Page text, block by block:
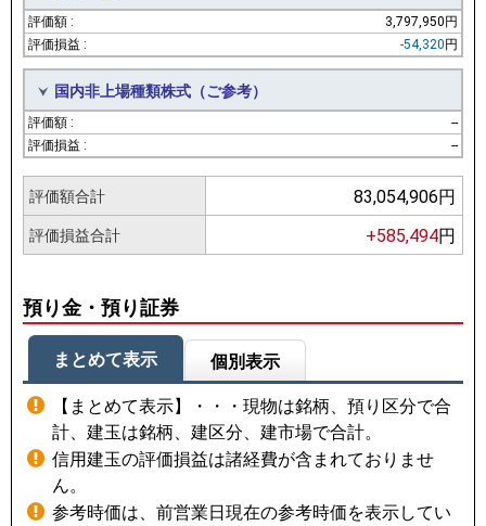
3,797,950円
-54,320円
国内非上場種類株式（ご参考）
--
--
評価額合計 83,054,906円
評価損益合計 +585,494円
預り金・預り証券
まとめて表示 個別表示
【まとめて表示】・・・現物は銘柄、預り区分で合
計、建玉は銘柄、建区分、建市場で合計。
信用建玉の評価損益は諸経費が含まれておりませ
ん。
参考時価は、前営業日現在の参考時価を表示してい